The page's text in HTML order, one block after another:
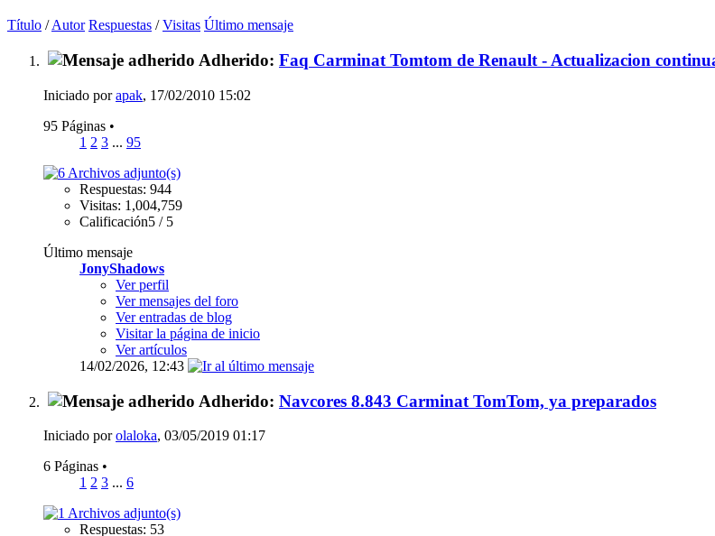
Título /Autor Respuestas /Visitas Último mensaje
Adherido: Faq Carminat Tomtom de Renault - Actualizacion
Iniciado porapak, 17/02/2010 15:02
95 Páginas •
1 2 3 ... 95
Respuestas: 944
Visitas: 1,004,759
Calificación5 / 5
Último mensaje
JonyShadows
Ver perfil
Ver mensajes del foro
Ver entradas de blog
Visitar la página de inicio
Ver artículos
14/02/2026, 12:43
Adherido: Navcores 8.843 Carminat TomTom, ya preparados
Iniciado porolaloka, 03/05/2019 01:17
6 Páginas •
1 2 3 ... 6
Respuestas: 53